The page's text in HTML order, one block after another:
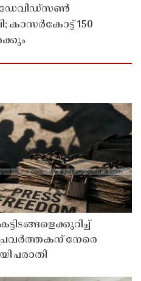
ഡേവിഡ്‌സൺ
കാസർകോട്ട് 150
നേരെ
പരാതി